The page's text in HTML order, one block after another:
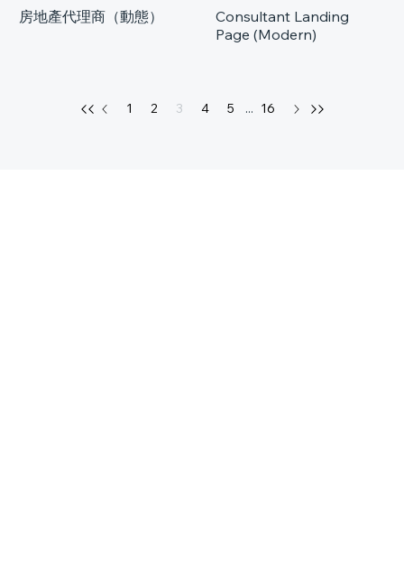
房地產代理商（動態）
Consultant Landing
Page (Modern)
1 2 3 4 5 ... 16